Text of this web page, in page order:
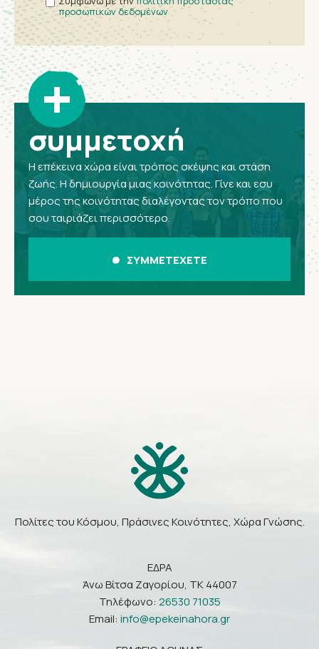
προσωπικών δεδομένων
+
συμμετοχή
Η επέκεινα χώρα είναι τρόπος σκέψης και στάση
ζωής. Η δημιουργία μιας κοινότητας. Γίνε και εσυ
μέρος της κοινότητας διαλέγοντας τον τρόπο που
σου ταιριάζει περισσότερο.
ΣΥΜΜΕΤΕΧΕΤΕ
Πολίτες του Κόσμου, Πράσινες Κοινότητες, Χώρα Γνώσης.
ΕΔΡΑ
Άνω Βίτσα Ζαγορίου, ΤΚ 44007
Τηλέφωνο: 26530 71035
Email: info@epekeinahora.gr